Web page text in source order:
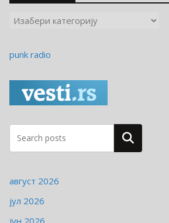
е
р
punk radio
Pretraga
август 2026
јул 2026
јун 2026